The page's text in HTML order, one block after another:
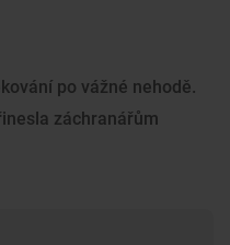
po vážné nehodě.
záchranářům